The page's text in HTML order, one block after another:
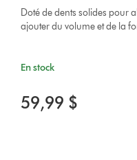
Doté de dents solides pour
ajouter du volume et de la
En stock
59,99 $